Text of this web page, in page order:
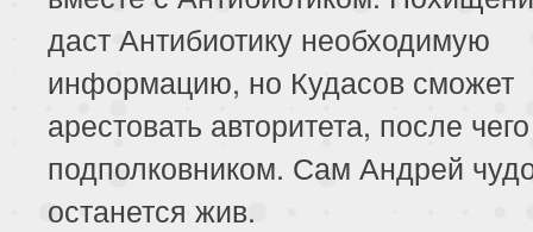
даст Антибиотику необходимую
информацию, но Кудасов сможет
арестовать авторитета, после
подполковником. Сам Андрей
останется жив.